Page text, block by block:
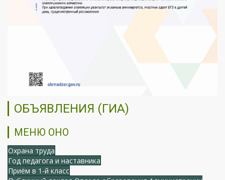
ОБЪЯВЛЕНИЯ (ГИА)
МЕНЮ ОНО
Охрана труда
Год педагога и наставника
Приём в 1-й класс